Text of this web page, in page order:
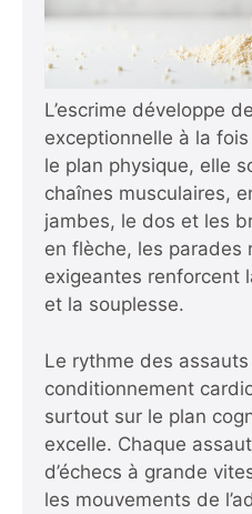
L’escrime développe
exceptionnelle à la
le plan physique, elle
chaînes musculaires,
jambes, le dos et les
en flèche, les parades
exigeantes renforcent
et la souplesse.
Le rythme des
conditionnement
surtout sur le plan
excelle. Chaque
d’échecs à grande
les mouvements de